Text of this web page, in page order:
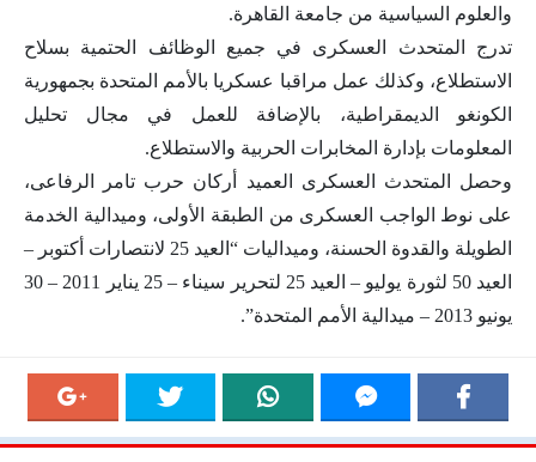
والعلوم السياسية من جامعة القاهرة.
تدرج المتحدث العسكرى في جميع الوظائف الحتمية بسلاح
الاستطلاع، وكذلك عمل مراقبا عسكريا بالأمم المتحدة بجمهورية
الكونغو الديمقراطية، بالإضافة للعمل في مجال تحليل
المعلومات بإدارة المخابرات الحربية والاستطلاع.
وحصل المتحدث العسكرى العميد أركان حرب تامر الرفاعى،
على نوط الواجب العسكرى من الطبقة الأولى، وميدالية الخدمة
الطويلة والقدوة الحسنة، وميداليات “العيد 25 لانتصارات أكتوبر –
العيد 50 لثورة يوليو – العيد 25 لتحرير سيناء – 25 يناير 2011 – 30
يونيو 2013 – ميدالية الأمم المتحدة”.